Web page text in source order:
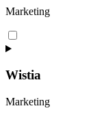
Marketing
Consent
to
youtube
Wistia
Marketing